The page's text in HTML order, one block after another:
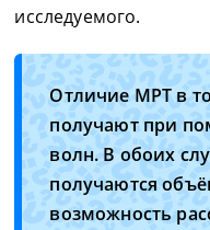
исследуемого.
Отличие МРТ в
получают при
волн. В обоих
получаются
возможность